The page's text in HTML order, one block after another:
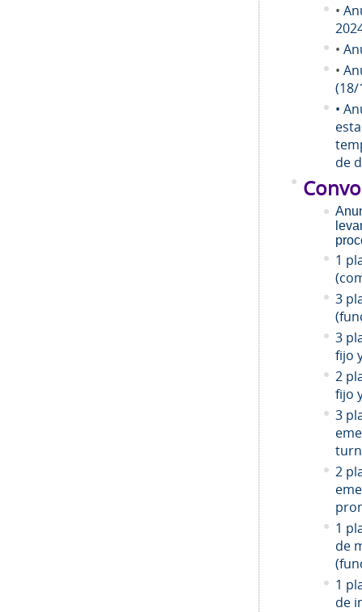
•
•
•
(18/
•
de
1
3
3
fijo
2
fijo
3
2
1
de
1
de